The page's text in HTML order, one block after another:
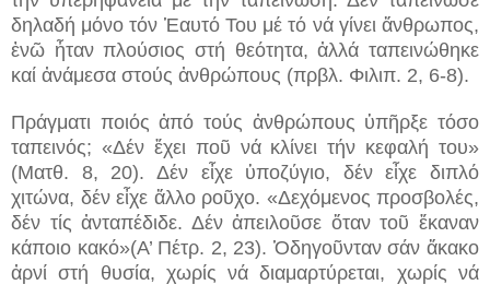
δηλαδή μόνο τόν Ἑαυτό Του μέ τό νά γίνει ἄνθρωπος,
ἐνῶ ἦταν πλούσιος στή θεότητα, ἀλλά ταπεινώθηκε
καί ἀνάμεσα στούς ἀνθρώπους (πρβλ. Φιλιπ. 2, 6-8).
Πράγματι ποιός ἀπό τούς ἀνθρώπους ὑπῆρξε τόσο
ταπεινός; «Δέν ἔχει ποῦ νά κλίνει τήν κεφαλή του»
(Ματθ. 8, 20). Δέν εἶχε ὑποζύγιο, δέν εἶχε διπλό
χιτώνα, δέν εἶχε ἄλλο ροῦχο. «Δεχόμενος προσβολές,
δέν τίς ἀνταπέδιδε. Δέν ἀπειλοῦσε ὅταν τοῦ ἔκαναν
κάποιο κακό»(Α’ Πέτρ. 2, 23). Ὁδηγοῦνταν σάν ἄκακο
ἀρνί στή θυσία, χωρίς νά διαμαρτύρεται, χωρίς νά